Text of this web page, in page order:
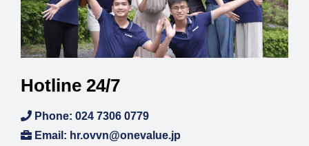
Hotline 24/7
Phone: 024 7306 0779
Email: hr.ovvn@onevalue.jp